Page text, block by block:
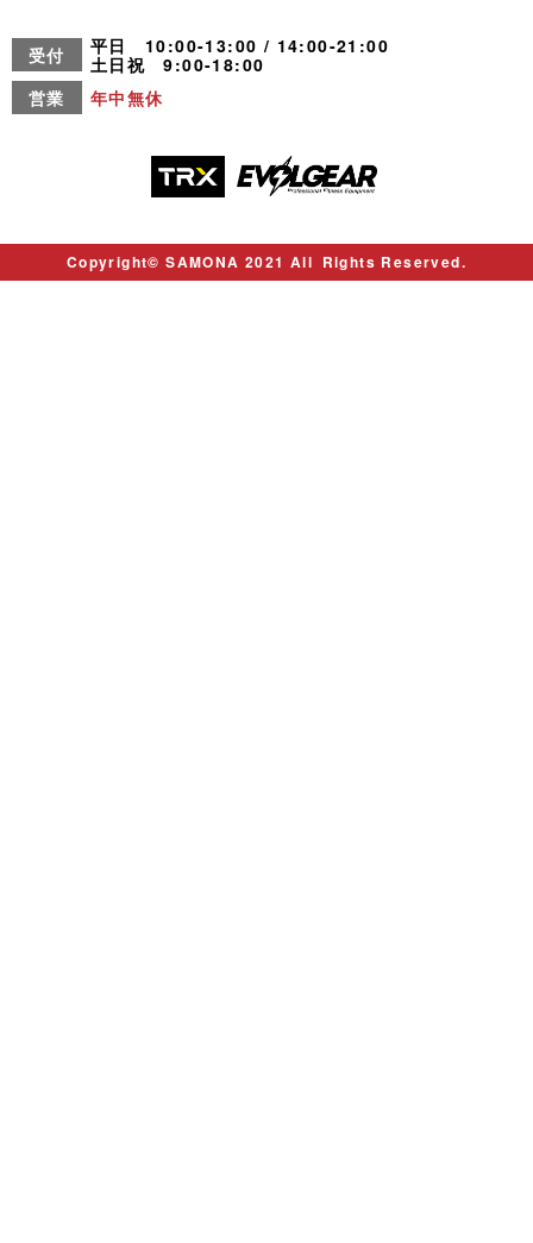
受付
平日 10:00-13:00 / 14:00-21:00
土日祝 9:00-18:00
営業
年中無休
Copyright© SAMONA 2021 All Rights Reserved.